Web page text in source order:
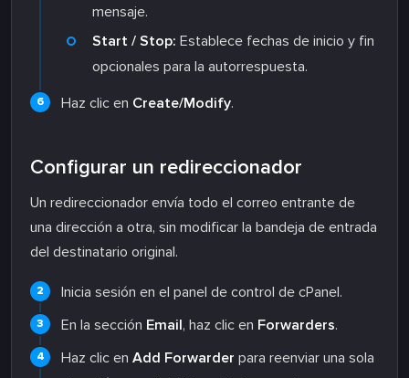
mensaje.
Start / Stop: Establece fechas de inicio y fin
opcionales para la autorrespuesta.
Haz clic en Create/Modify.
Configurar un redireccionador
Un redireccionador envía todo el correo entrante de
una dirección a otra, sin modificar la bandeja de entrada
del destinatario original.
Inicia sesión en el panel de control de cPanel.
En la sección Email, haz clic en Forwarders.
Haz clic en Add Forwarder para reenviar una sola